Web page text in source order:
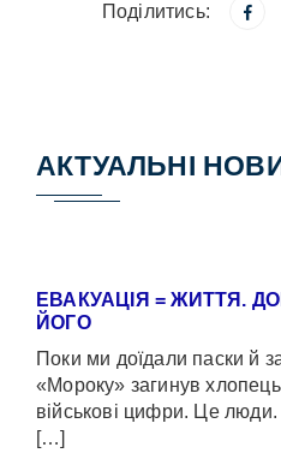
Поділитись:
АКТУАЛЬНІ
ЕВАКУАЦІЯ = ЖИТТЯ.
ЙОГО
Поки ми доїдали паски й
«Мороку» загинув
військові цифри. Це
[…]